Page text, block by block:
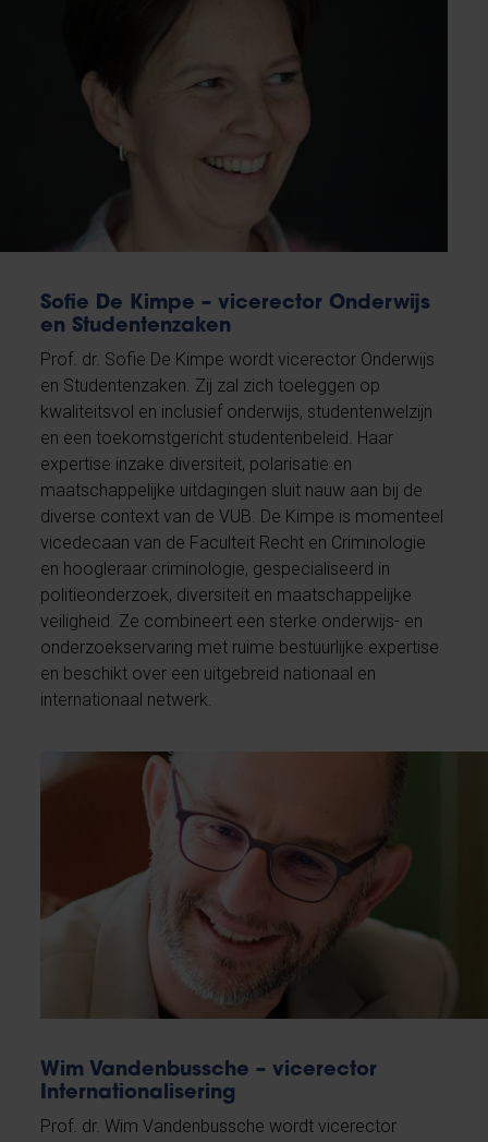
Sofie De Kimpe – vicerector Onderwijs
en Studentenzaken
Prof. dr. Sofie De Kimpe wordt vicerector Onderwijs
en Studentenzaken. Zij zal zich toeleggen op
kwaliteitsvol en inclusief onderwijs, studentenwelzijn
en een toekomstgericht studentenbeleid. Haar
expertise inzake diversiteit, polarisatie en
maatschappelijke uitdagingen sluit nauw aan bij de
diverse context van de VUB. De Kimpe is momenteel
vicedecaan van de Faculteit Recht en Criminologie
en hoogleraar criminologie, gespecialiseerd in
politieonderzoek, diversiteit en maatschappelijke
veiligheid. Ze combineert een sterke onderwijs- en
onderzoekservaring met ruime bestuurlijke expertise
en beschikt over een uitgebreid nationaal en
internationaal netwerk.
Wim Vandenbussche – vicerector
Internationalisering
Prof. dr. Wim Vandenbussche wordt vicerector